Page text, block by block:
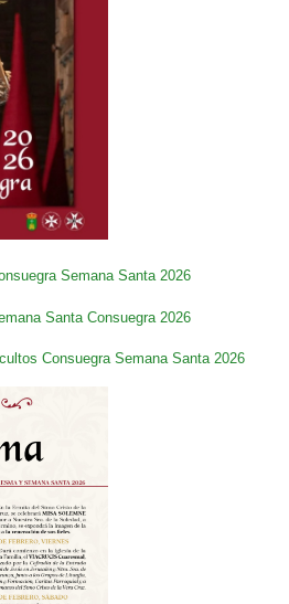
Semana Santa 2026
Santa Consuegra 2026
Consuegra Semana Santa 2026